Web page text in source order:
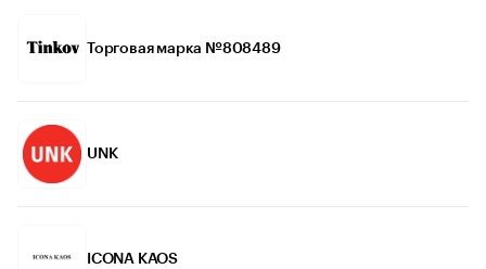
Торговая марка №808489
UNK
ICONA KAOS